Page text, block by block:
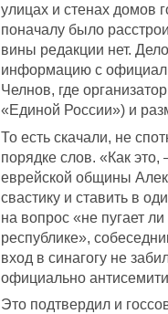
улицах и стенах домов
поначалу было
вины редакции нет.
информацию с
Челнов, где
«Единой России») и
То есть скачали, не
порядке слов. «Как это,
еврейской общины
свастику и ставить в
на вопрос «не пугает
республике»,
вход в синагогу не
официально
Это подтвердил и